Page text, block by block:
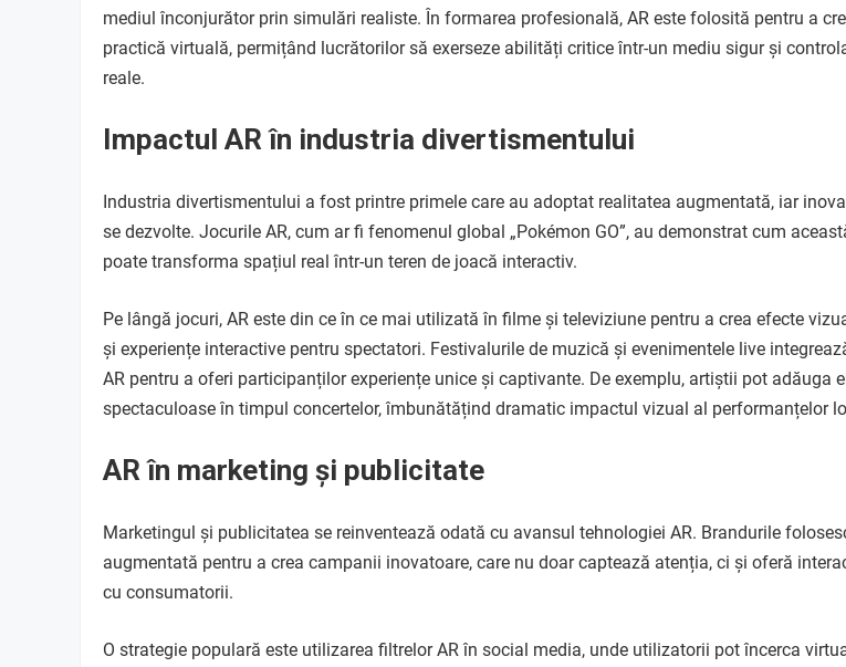
mediul înconjurător prin simulări realiste. În formarea profesională, AR este folosită pentru a
practică virtuală, permițând lucrătorilor să exerseze abilități critice într-un mediu sigur și
reale.
Impactul AR în industria divertismentului
Industria divertismentului a fost printre primele care au adoptat realitatea augmentată, iar
se dezvolte. Jocurile AR, cum ar fi fenomenul global „Pokémon GO”, au demonstrat cum
poate transforma spațiul real într-un teren de joacă interactiv.
Pe lângă jocuri, AR este din ce în ce mai utilizată în filme și televiziune pentru a crea efecte
și experiențe interactive pentru spectatori. Festivalurile de muzică și evenimentele live
AR pentru a oferi participanților experiențe unice și captivante. De exemplu, artiștii pot adăuga
spectaculoase în timpul concertelor, îmbunătățind dramatic impactul vizual al performanțelor
AR în marketing și publicitate
Marketingul și publicitatea se reinventează odată cu avansul tehnologiei AR. Brandurile
augmentată pentru a crea campanii inovatoare, care nu doar captează atenția, ci și oferă
cu consumatorii.
O strategie populară este utilizarea filtrelor AR în social media, unde utilizatorii pot încerca